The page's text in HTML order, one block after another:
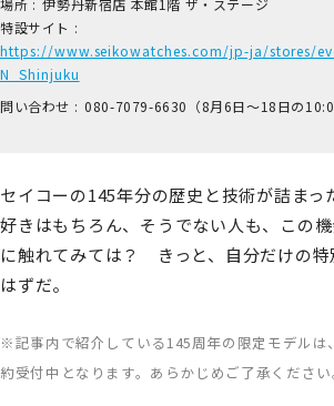
場所 : 伊​勢丹新宿店 本​館1階 ザ​・ステージ
特設サイト :
https://www.seikowatches.com/jp-ja/stores/
N_Shinjuku
問い合わせ : 0​80-7​079-6​630（8月6日～18日の
セイコーの145年分の歴史と技術が詰まっ
好きはもちろん、そうでない人も、この
に触れてみては？ きっと、自分だけの特
はずだ。
※記事内で紹介している145周年の限定モデルは
約受付中となります。あらかじめご了承ください